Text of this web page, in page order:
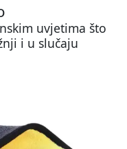
uvjetima što
i u slučaju